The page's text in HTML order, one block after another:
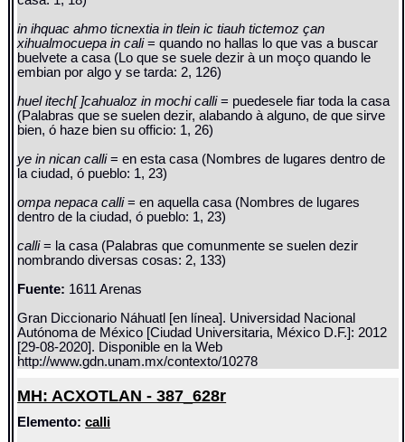
in ihquac ahmo ticnextia in tlein ic tiauh tictemoz çan
xihualmocuepa in cali= quando no hallas lo que vas a buscar
buelvete a casa (Lo que se suele dezir à un moço quando le
embian por algo y se tarda: 2, 126)
huel itech[ ]cahualoz in mochi calli= puedesele fiar toda la casa
(Palabras que se suelen dezir, alabando à alguno, de que sirve
bien, ó haze bien su officio: 1, 26)
ye in nican calli= en esta casa (Nombres de lugares dentro de
la ciudad, ó pueblo: 1, 23)
ompa nepaca calli= en aquella casa (Nombres de lugares
dentro de la ciudad, ó pueblo: 1, 23)
calli= la casa (Palabras que comunmente se suelen dezir
nombrando diversas cosas: 2, 133)
Fuente: 1611 Arenas
Gran Diccionario Náhuatl [en línea]. Universidad Nacional
Autónoma de México [Ciudad Universitaria, México D.F.]: 2012
[29-08-2020]. Disponible en la Web
http://www.gdn.unam.mx/contexto/10278
MH: ACXOTLAN - 387_628r
Elemento:calli